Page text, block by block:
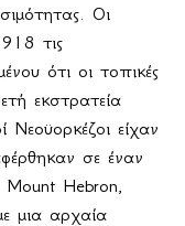
Οι
τις
ότι οι τοπικές
εκστρατεία
είχαν
σε έναν
Hebron,
μια αρχαία